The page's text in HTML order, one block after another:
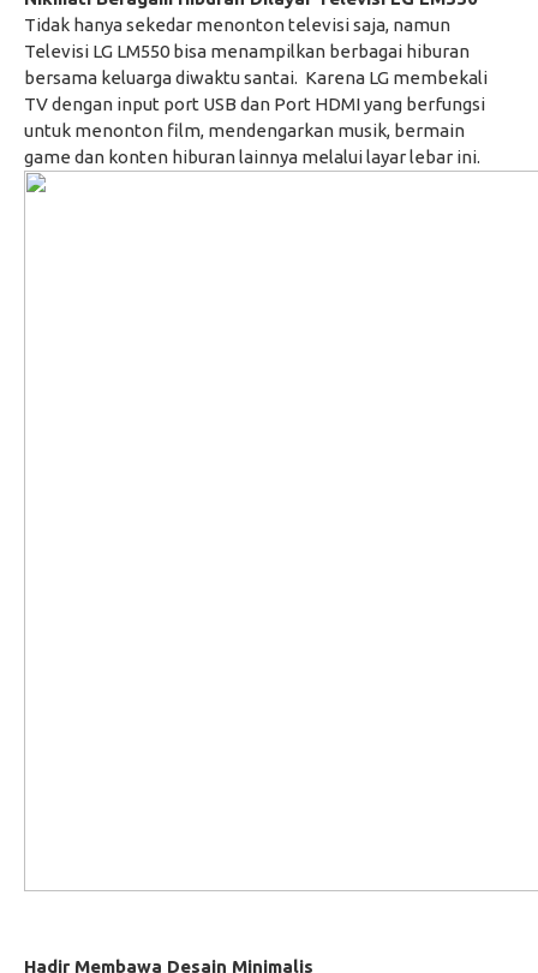
Tidak hanya sekedar menonton televisi saja, namun
Televisi LG LM550 bisa menampilkan berbagai hiburan
bersama keluarga diwaktu santai. Karena LG membekali
TV dengan input port USB dan Port HDMI yang berfungsi
untuk menonton film, mendengarkan musik, bermain
game dan konten hiburan lainnya melalui layar lebar ini.
Hadir Membawa Desain Minimalis